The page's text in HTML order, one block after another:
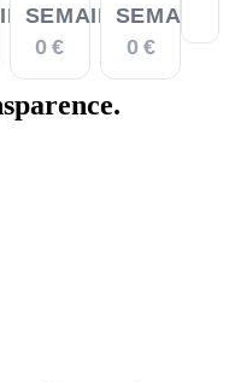
SEMAINE
0 €
SEMAINE
0 €